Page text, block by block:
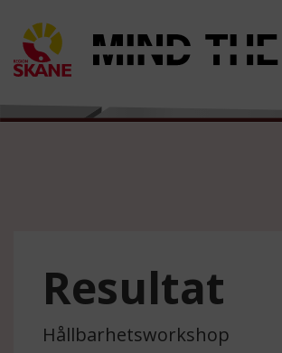
Resultat
Hållbarhetsworkshop